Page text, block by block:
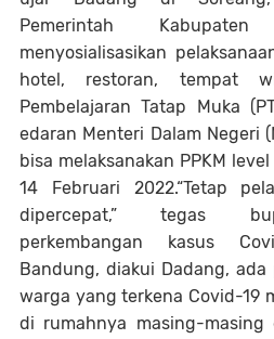
Pemerintah
menyosialisasikan
hotel, restoran, tempat
Pembelajaran Tatap Muka
edaran Menteri Dalam Negeri
bisa melaksanakan PPKM
14 Februari 2022.“Tetap
dipercepat,” tegas
perkembangan kasus
Bandung, diakui Dadang,
warga yang terkena Covid-19
di rumahnya masing-